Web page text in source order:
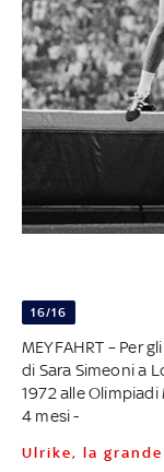
16/16
MEYFAHRT – Per
di Sara Simeoni a
1972 alle
4 mesi -
Ulrike, la